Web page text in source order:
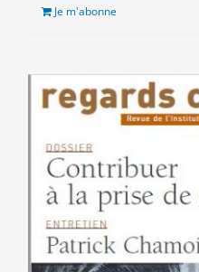
Je m'abonne